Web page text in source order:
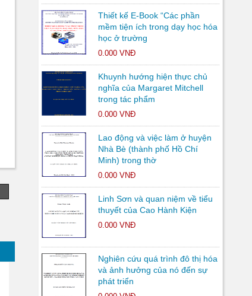
Thiết kế E-Book “Các phần
mềm tiện ích trong dạy học hóa
học ở trường
0.000 VNĐ
Khuynh hướng hiện thực chủ
nghĩa của Margaret Mitchell
trong tác phẩm
0.000 VNĐ
Lao động và việc làm ở huyện
Nhà Bè (thành phố Hồ Chí
Minh) trong thờ
0.000 VNĐ
Linh Sơn và quan niệm về tiểu
thuyết của Cao Hành Kiện
0.000 VNĐ
Nghiên cứu quá trình đô thị hóa
và ảnh hưởng của nó đến sự
phát triển